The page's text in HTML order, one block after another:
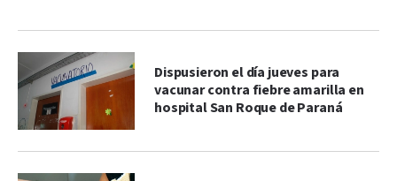
Dispusieron el día jueves para
vacunar contra fiebre amarilla en
hospital San Roque de Paraná